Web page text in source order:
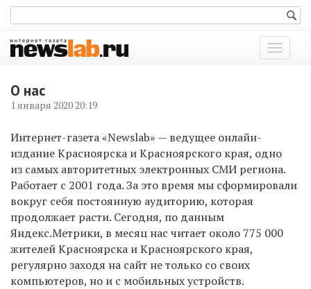
Показать
меню
О нас
1 января 2020 20:19
Интернет-газета«Newslab» — ведущее онлайн-
издание Красноярска и Красноярского края, одно
из самых авторитетных электронных СМИ региона.
Работает с 2001 года.За это время мы сформировали
вокруг себя постоянную аудиторию, которая
продолжает расти. Сегодня, по данным
Яндекс.Метрики, в месяц нас читает около 775 000
жителей Красноярска и Красноярского края,
регулярно заходя на сайт не только со своих
компьютеров, но и с мобильных устройств.